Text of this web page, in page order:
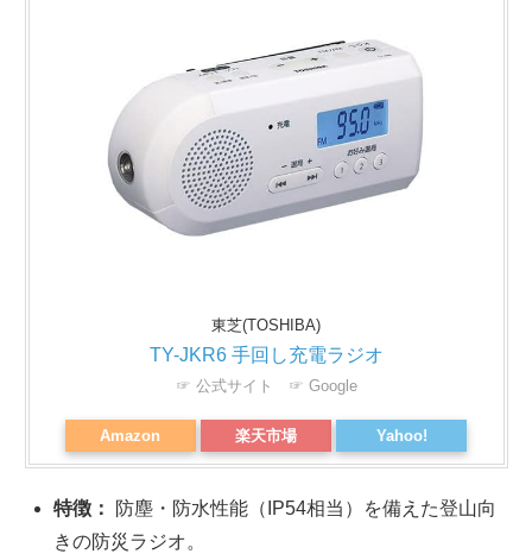
東芝(TOSHIBA)
TY-JKR6 手回し充電ラジオ
☞ 公式サイト ☞ Google
Amazon 楽天市場 Yahoo!
特徴：
防塵・防水性能（IP54相当）を備えた登山向
きの防災ラジオ。